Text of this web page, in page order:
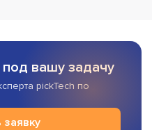
вашу задачу
pickTech по
заявку